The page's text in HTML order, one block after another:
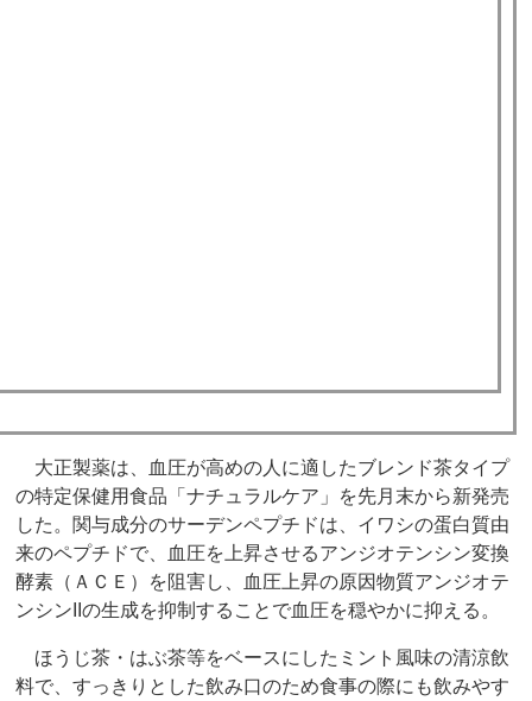
大正製薬は、血圧が高めの人に適したブレンド茶タイプ
の特定保健用食品「ナチュラルケア」を先月末から新発売
した。関与成分のサーデンペプチドは、イワシの蛋白質由
来のペプチドで、血圧を上昇させるアンジオテンシン変換
酵素（ＡＣＥ）を阻害し、血圧上昇の原因物質アンジオテ
ンシンIIの生成を抑制することで血圧を穏やかに抑える。
ほうじ茶・はぶ茶等をベースにしたミント風味の清涼飲
料で、すっきりとした飲み口のため食事の際にも飲みやす